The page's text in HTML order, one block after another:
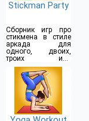
Stickman Party
Сборник игр про
стикмена в стиле
аркада для
одного, двоих,
троих или
четверых игроков